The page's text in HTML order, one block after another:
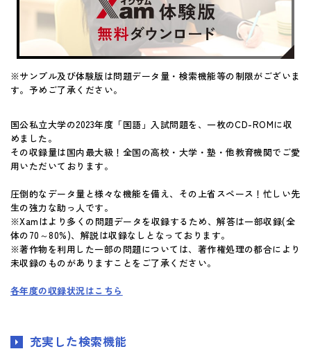
※サンプル及び体験版は問題データ量・検索機能等の制限がございま
す。予めご了承ください。
国公私立大学の2023年度「国語」入試問題を、一枚のCD-ROMに収
めました。
その収録量は国内最大級！全国の高校・大学・塾・他教育機関でご愛
用いただいております。
圧倒的なデータ量と様々な機能を備え、その上省スペース！忙しい先
生の強力な助っ人です。
※Xamはより多くの問題データを収録するため、解答は一部収録(全
体の70～80%)、解説は収録なしとなっております。
※著作物を利用した一部の問題については、著作権処理の都合により
未収録のものがありますことをご了承ください。
各年度の収録状況はこちら
充実した検索機能